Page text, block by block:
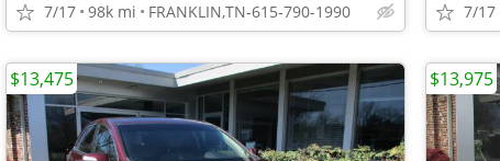
7/17 98k mi FRANKLIN,TN-615-790-1990 7/17
$13,475 $13,975